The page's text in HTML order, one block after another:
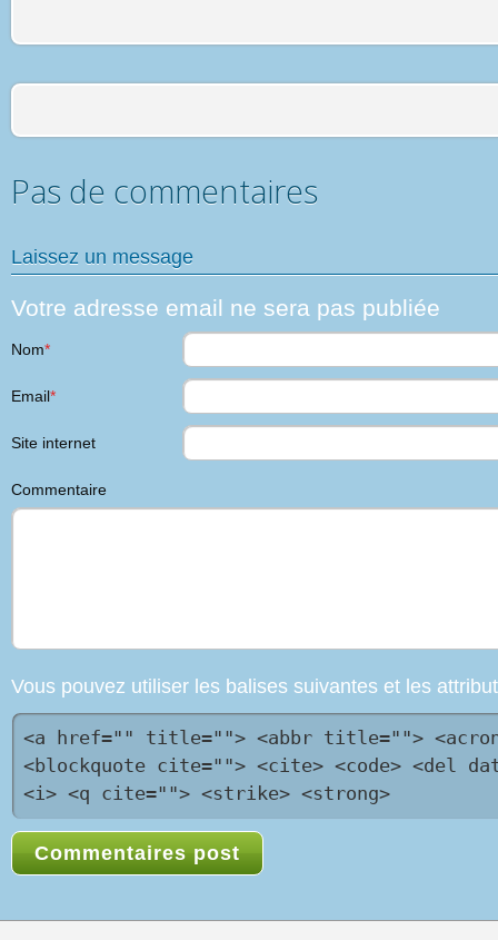
Pas de commentaires
Laissez un message
Votre adresse email ne sera pas publiée
Nom*
Email*
Site internet
Commentaire
Vous pouvez utiliser les balises suivantes et les
<a href="" title=""> <abbr title="">
<blockquote cite=""> <cite> <code> <del
<i> <q cite=""> <strike> <strong>